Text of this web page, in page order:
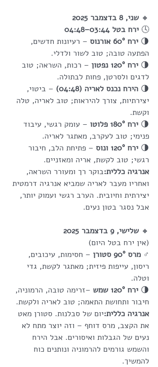
🔸 שני, 8 בדצמבר 2025
🕓 ירח בטל 03:44–04:48
🌗 ירח 60° אורנוס
– רעיונות חדשים,
הפתעה טובה; טוב לשור ולדלי.
🌗 ירח 120° נפטון
– רכות, השראה; טוב
לדגים ולסרטן, פחות לבתולה.
🌗 הירח נכנס לאריה (04:48)
– ביטוי,
יצירתיות, צורך להיראות; טוב לאריה, טלה
וקשת.
🌗 ירח 180° פלוטו
– עומק רגשי, עיבוד
פנימי; טוב לעקרב, מאתגר לאריה.
🌗 ירח 120° ונוס
– פתיחת הלב, חיבור
רגשי; טוב לקשת, אריה ומאזניים.
אנרגיה כללית:בוקר רך ומעורר השראה,
ואחריו מעבר לאריה שמביא אנרגיה דרמטית
יצירתית וחיובית. הערב רגשי ועמוק יותר,
אבל נסגר בטון נעים.
🔸 שלישי, 9 בדצמבר 2025
(אין ירח בטל היום)
♂ מרס 90° סטורן
– חסימות, עיכובים,
ריסון, עייפות פיזית; מאתגר לקשת, גדי
וטלה.
🌗 ירח 120° שמש
–זרימה טובה, הרמוניה,
חיבור ותחושת התאמה; טוב לאריה ולקשת.
אנרגיה כללית:יום של סבלנות. סטורן מאט
את הקצב, מרס דוחף – וזה יוצר מתח לא
נעים של הגבלות ואיסורים. אבל הירח
והשמש גורמים להרמוניה ונותנים כוח
להמשיך.